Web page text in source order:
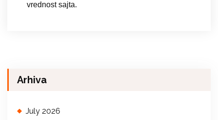
vrednost sajta.
Arhiva
July 2026